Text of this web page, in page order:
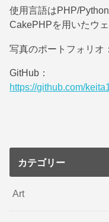
使用言語はPHP/
CakePHPを用いたウ
写真のポートフォリオ：
GitHub：
https://github.com/
カテゴリー
Art